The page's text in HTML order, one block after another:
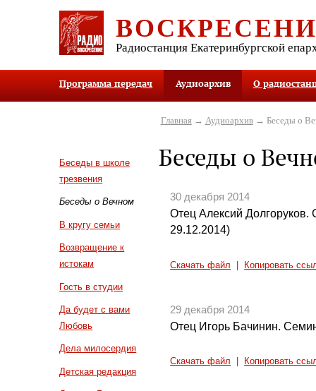
Радиостанция Екатеринбургской
Программа передач Аудиоархив О
Беседы в школе
трезвения
Беседы о Вечном
В кругу семьи
Возвращение к
истокам
Гость в студии
Да будет с вами
Любовь
Дела милосердия
Детская редакция
Главная→ Аудиоархив→ Беседы о
Беседы о
30 декабря 2014
Отец Алексий
29.12.2014)
Скачать файл Копировать
29 декабря 2014
Отец Игорь Бачинин.
Скачать файл Копировать